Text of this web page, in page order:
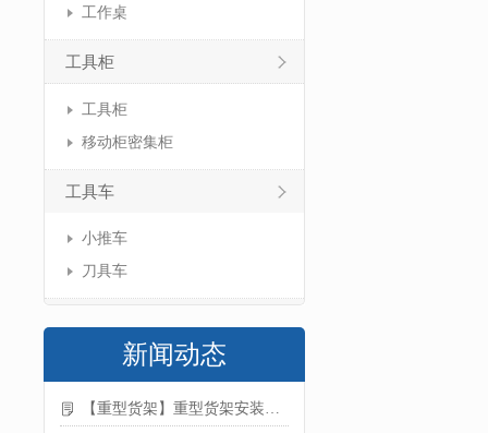
工作桌
工具柜
工具柜
移动柜密集柜
工具车
小推车
刀具车
新闻动态
【重型货架】重型货架安装注意事项